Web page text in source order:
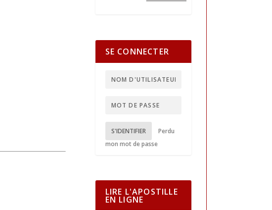
SE CONNECTER
S'IDENTIFIER
Perdu
mon mot de passe
LIRE L'APOSTILLE
EN LIGNE